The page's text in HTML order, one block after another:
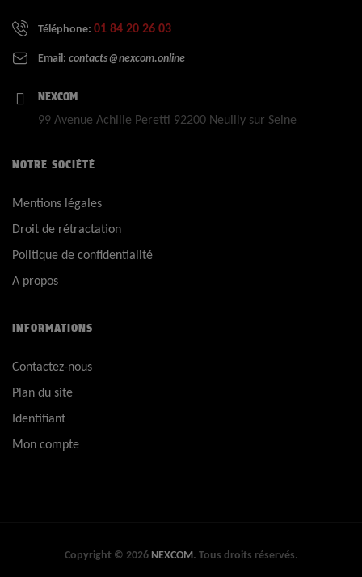
Téléphone: 01 84 20 26 03
Email: contacts@nexcom.online
NEXCOM
99 Avenue Achille Peretti 92200 Neuilly sur Seine
NOTRE SOCIÉTÉ
Mentions légales
Droit de rétractation
Politique de confidentialité
A propos
INFORMATIONS
Contactez-nous
Plan du site
Identifiant
Mon compte
Copyright © 2026 NEXCOM. Tous droits réservés.